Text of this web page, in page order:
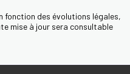
fonction des évolutions légales,
mise à jour sera consultable